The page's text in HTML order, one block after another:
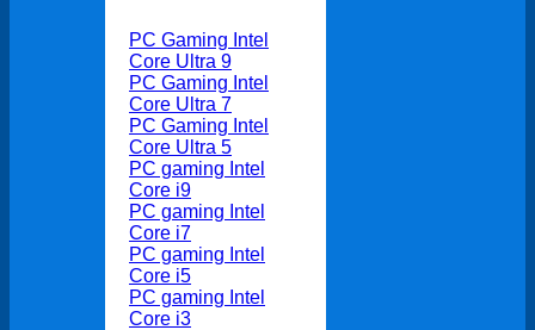
PC Gaming Intel
Core Ultra 9
PC Gaming Intel
Core Ultra 7
PC Gaming Intel
Core Ultra 5
PC gaming Intel
Core i9
PC gaming Intel
Core i7
PC gaming Intel
Core i5
PC gaming Intel
Core i3